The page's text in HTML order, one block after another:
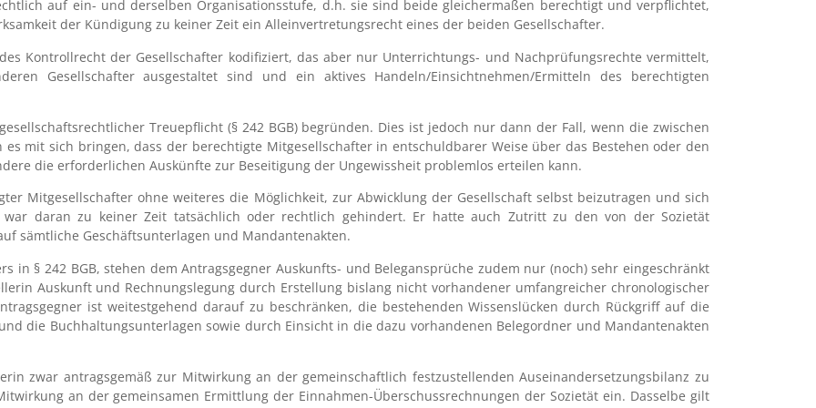
auf ein- und derselben Organisationsstufe, d.h. sie sind beide gleichermaßen berechtigt und verpflichtet,
der Kündigung zu keiner Zeit ein Alleinvertretungsrecht eines der beiden Gesellschafter.
Kontrollrecht der Gesellschafter kodifiziert, das aber nur Unterrichtungs- und Nachprüfungsrechte vermittelt,
Gesellschafter ausgestaltet sind und ein aktives Handeln/Einsichtnehmen/Ermitteln des berechtigten
Treuepflicht (§ 242 BGB) begründen. Dies ist jedoch nur dann der Fall, wenn die zwischen
mit sich bringen, dass der berechtigte Mitgesellschafter in entschuldbarer Weise über das Bestehen oder den
die erforderlichen Auskünfte zur Beseitigung der Ungewissheit problemlos erteilen kann.
Mitgesellschafter ohne weiteres die Möglichkeit, zur Abwicklung der Gesellschaft selbst beizutragen und sich
daran zu keiner Zeit tatsächlich oder rechtlich gehindert. Er hatte auch Zutritt zu den von der Sozietät
sämtliche Geschäftsunterlagen und Mandantenakten.
in § 242 BGB, stehen dem Antragsgegner Auskunfts- und Belegansprüche zudem nur (noch) sehr eingeschränkt
Auskunft und Rechnungslegung durch Erstellung bislang nicht vorhandener umfangreicher chronologischer
ist weitestgehend darauf zu beschränken, die bestehenden Wissenslücken durch Rückgriff auf die
die Buchhaltungsunterlagen sowie durch Einsicht in die dazu vorhandenen Belegordner und Mandantenakten
zwar antragsgemäß zur Mitwirkung an der gemeinschaftlich festzustellenden Auseinandersetzungsbilanz zu
an der gemeinsamen Ermittlung der Einnahmen-Überschussrechnungen der Sozietät ein. Dasselbe gilt